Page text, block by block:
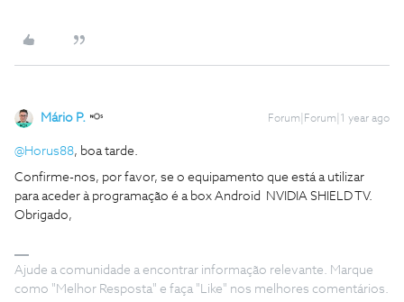
Mário P. Forum|Forum|1 year ago
@Horus88, boa tarde.
Confirme-nos, por favor, se o equipamento que está a utilizar
para aceder à programação é a box Android NVIDIA SHIELD TV.
Obrigado,
Ajude a comunidade a encontrar informação relevante. Marque
como "Melhor Resposta" e faça "Like" nos melhores comentários.